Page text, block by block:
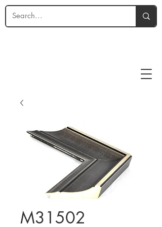
M31502